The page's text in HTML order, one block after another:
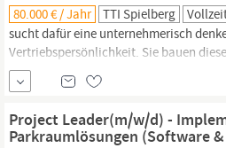
80.000 € / Jahr TTI Spielberg
sucht dafür eine unternehmerisch
Vertriebspersönlichkeit. Sie bauen
auf, entwickeln nachhaltige
unseren Kunden als starken Partner
Ihre Aufgaben als Sales
Manager:in
Project Leader(m/w/d) -
Parkraumlösungen (Software